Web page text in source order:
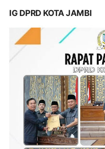
IG DPRD KOTA JAMBI